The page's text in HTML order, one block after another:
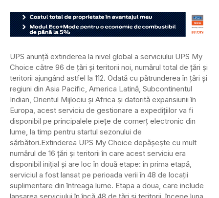
UPS anunță extinderea la nivel global a serviciului UPS My
Choice către 96 de țări și teritorii noi, numărul total de țări și
teritorii ajungând astfel la 112. Odată cu pătrunderea în țări și
regiuni din Asia Pacific, America Latină, Subcontinentul
Indian, Orientul Mijlociu și Africa și datorită expansiunii în
Europa, acest serviciu de gestionare a expedițiilor va fi
disponibil pe principalele piețe de comerț electronic din
lume, la timp pentru startul sezonului de
sărbători.Extinderea UPS My Choice depășește cu mult
numărul de 16 țări și teritorii în care acest serviciu era
disponibil inițial și are loc în două etape: în prima etapă,
serviciul a fost lansat pe perioada verii în 48 de locații
suplimentare din întreaga lume. Etapa a doua, care include